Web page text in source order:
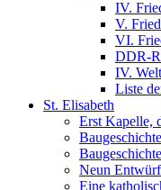
IV.
V.
VI.
DDR-
IV.
Liste
St. Elisabeth
Erst Kapelle,
Neun
Eine